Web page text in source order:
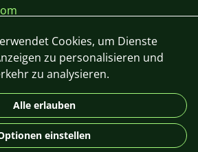
DE
© 2026 For Aquarist
Cookies, um Dienste
zu personalisieren und
zu analysieren.
Alle erlauben
einstellen